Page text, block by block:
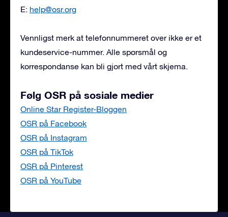
E: help@osr.org
Vennligst merk at telefonnummeret over ikke er et
kundeservice-nummer. Alle spørsmål og
korrespondanse kan bli gjort med vårt skjema.
Følg OSR på sosiale medier
Online Star Register-Bloggen
OSR på Facebook
OSR på Instagram
OSR på TikTok
OSR på Pinterest
OSR på YouTube